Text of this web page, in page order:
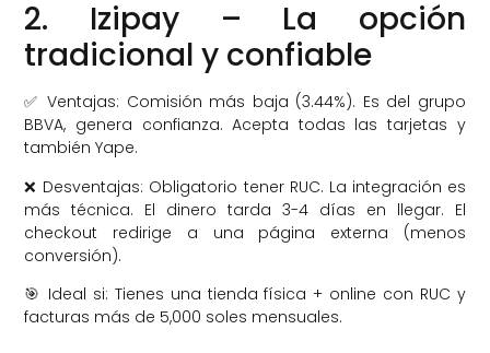
2. Izipay – La opción
tradicional y confiable
✅ Ventajas: Comisión más baja (3.44%). Es del grupo
BBVA, genera confianza. Acepta todas las tarjetas y
también Yape.
❌ Desventajas: Obligatorio tener RUC. La integración es
más técnica. El dinero tarda 3-4 días en llegar. El
checkout redirige a una página externa (menos
conversión).
🎯 Ideal si: Tienes una tienda física + online con RUC y
facturas más de 5,000 soles mensuales.